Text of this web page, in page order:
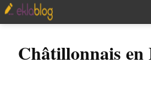
Châtillonnais en